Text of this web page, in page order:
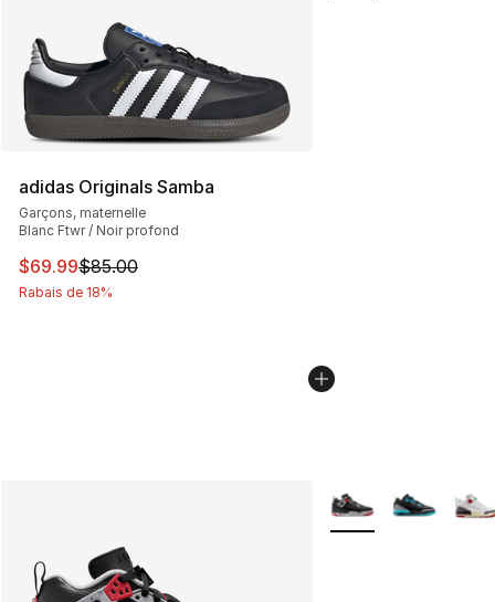
adidas Originals Samba
Garçons, maternelle
Blanc Ftwr / Noir profond
Cet article est en solde. Le prix est passé de $85.00 à
$69.99$85.00
Rabais de 18%
Plus de couleurs